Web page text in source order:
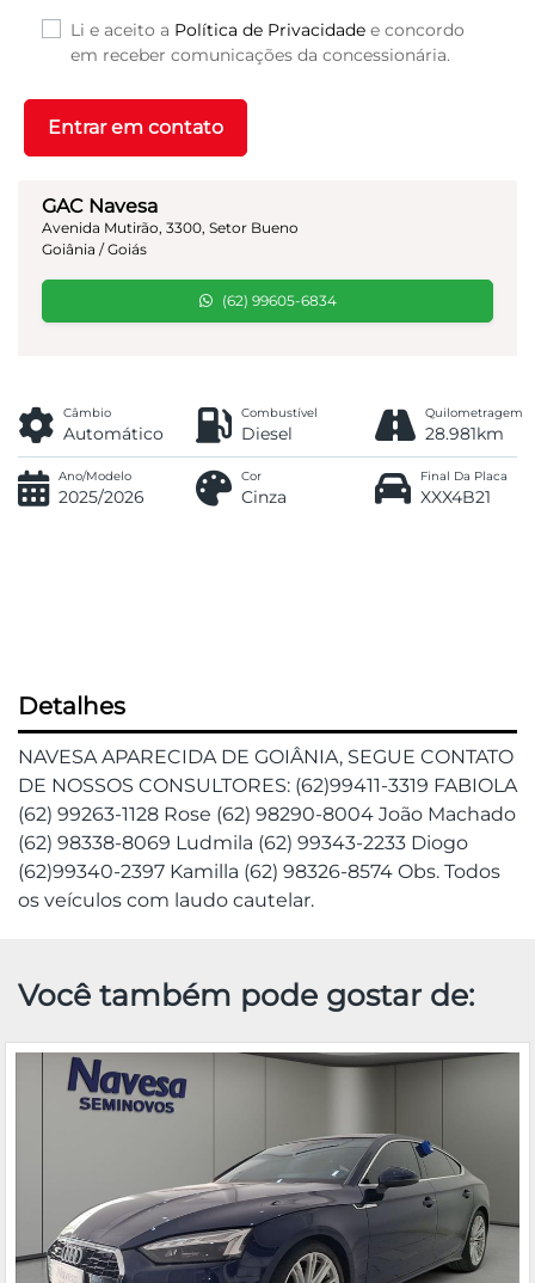
GAC Navesa
Avenida Mutirão, 3300, Setor Bueno
Goiânia / Goiás
(62) 99605-6834
Li e aceito a Política de Privacidade e concordo
em receber comunicações da concessionária.
Entrar em contato
Câmbio
Automático
Combustível
Diesel
Quilometragem
28.981km
Ano/Modelo
2025/2026
Cor
Cinza
Final Da Placa
XXX4B21
Detalhes
NAVESA APARECIDA DE GOIÂNIA, SEGUE CONTATO
DE NOSSOS CONSULTORES: (62)99411-3319 FABIOLA
(62) 99263-1128 Rose (62) 98290-8004 João Machado
(62) 98338-8069 Ludmila (62) 99343-2233 Diogo
(62)99340-2397 Kamilla (62) 98326-8574 Obs. Todos
os veículos com laudo cautelar.
Você também pode gostar de: